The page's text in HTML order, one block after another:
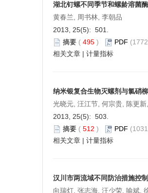
湖北钉螺不同季节和螺龄溶菌
黄春兰, 周书林, 李朝品
2013, 25(5): 501.
摘要 ( 495 ) PDF
相关文章 | 计量指标
纳米银复合生物灭螺剂与氯硝
光晓元, 汪江节, 何宗贵, 陈更
2013, 25(5): 503.
摘要 ( 512 ) PDF
相关文章 | 计量指标
汉川市两流域不同防治措施控
向瑞灯, 张志海, 汪少荣, 喻斌,